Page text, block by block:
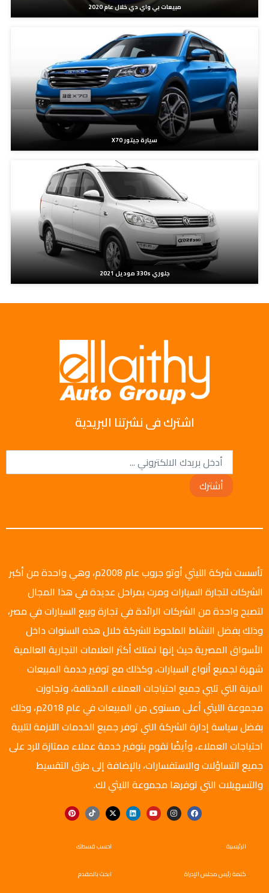
مبيعات بي واي دي خلال عام 2020
سيارة جيتور X70
جلوري 330s موديل 2021
اشترك فى نشرتنا البريدية
أشترك
تأسست شركة الليثي أوتو جروب عام 2008م، وهي واحدة من أكبر
الشركات لتجارة السيارات ومرت بمراحل عديدة في هذا المجال
لتصبح واحدة من الشركات الرائدة في تجارة وبيع السيارات في مصر،
وذلك بفضل النشاط الملحوظ للشركة خلال هذه السنوات داخل
الأسواق المصرية حيث إنها تمتلك أكثر العلامات التجارية العالمية
شهرة لجميع أنواع السيارات، وكذلك مع توفير خدمة المبيعات
المرنة التي تلبي جميع احتياجات العملاء المختلفة، وتجاوزت
مجموعة الليثي أعلى مستوى من المبيعات في عام 2018م، وذلك
بفضل سياسة إدارة الشركة التي توفر جميع الخدمات اللازمة لتلبية
احتياجات العملاء، وأيضًا نقوم بتوفير خدمة عملاء ممتازة للرد على
جميع التساؤلات والاستفسارات، بالإضافة إلى طرق التقسيط
والتسهيلات التي توفرها مجموعة الليثي لك.
الرئيسية
كلمة رئيس مجلس الإدراة
احسب قسطك
ابحث بالمقدم